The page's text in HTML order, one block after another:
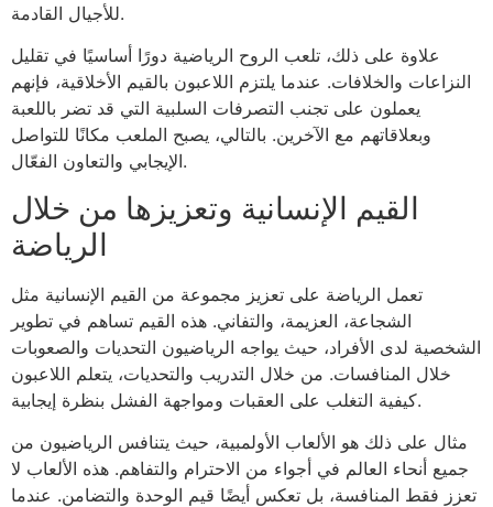
للأجيال القادمة.
علاوة على ذلك، تلعب الروح الرياضية دورًا أساسيًا في تقليل
النزاعات والخلافات. عندما يلتزم اللاعبون بالقيم الأخلاقية، فإنهم
يعملون على تجنب التصرفات السلبية التي قد تضر باللعبة
وبعلاقاتهم مع الآخرين. بالتالي، يصبح الملعب مكانًا للتواصل
الإيجابي والتعاون الفعّال.
القيم الإنسانية وتعزيزها من خلال
الرياضة
تعمل الرياضة على تعزيز مجموعة من القيم الإنسانية مثل
الشجاعة، العزيمة، والتفاني. هذه القيم تساهم في تطوير
الشخصية لدى الأفراد، حيث يواجه الرياضيون التحديات والصعوبات
خلال المنافسات. من خلال التدريب والتحديات، يتعلم اللاعبون
كيفية التغلب على العقبات ومواجهة الفشل بنظرة إيجابية.
مثال على ذلك هو الألعاب الأولمبية، حيث يتنافس الرياضيون من
جميع أنحاء العالم في أجواء من الاحترام والتفاهم. هذه الألعاب لا
تعزز فقط المنافسة، بل تعكس أيضًا قيم الوحدة والتضامن. عندما